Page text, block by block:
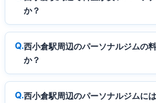
か？
西小倉駅周辺のパーソナルジムの
か？
西小倉駅周辺のパーソナルジムに